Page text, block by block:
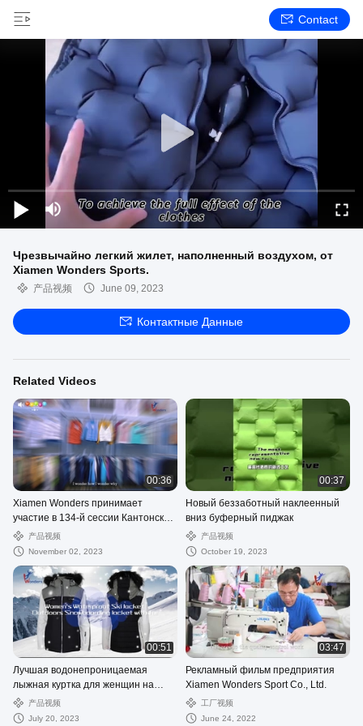
Contact
Чрезвычайно легкий жилет, наполненный воздухом, от
Xiamen Wonders Sports.
产品视频 June 09, 2023
Контактные Данные
Related Videos
00:36
Xiamen Wonders принимает
участие в 134-й сессии Кантонской
ярмарки
产品视频
November 02, 2023
00:37
Новый беззаботный наклеенный
вниз буферный пиджак
产品视频
October 19, 2023
00:51
Лучшая водонепроницаемая
лыжная куртка для женщин на
открытом воздухе,
сноубордическая куртка с мехом
产品视频
July 20, 2023
03:47
Рекламный фильм предприятия
Xiamen Wonders Sport Co., Ltd.
工厂视频
June 24, 2022